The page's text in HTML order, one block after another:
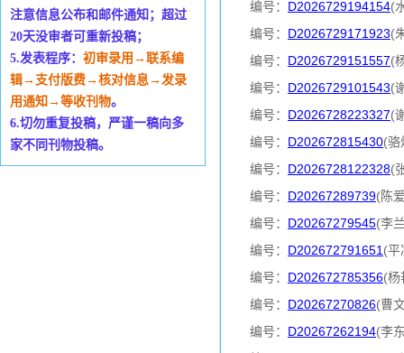
注意信息公布和邮件通知；超过
20天没审者可重新投稿；
5.发表程序： 初审录用→联系编
辑→支付版费→核对信息→发录
用通知→等收刊物。
6.切勿重复投稿，严谨一稿向多
家不同刊物投稿。
编号： D2026729194154(
编号： D2026729171923(
编号： D2026729151557(
编号： D2026729101543(
编号： D2026728223327(
编号： D202672815430(
编号： D2026728122328(
编号： D20267289739(陈
编号： D20267279545(李
编号： D202672791651 (
编号： D202672785356(
编号： D20267270826(曹
编号： D20267262194(李